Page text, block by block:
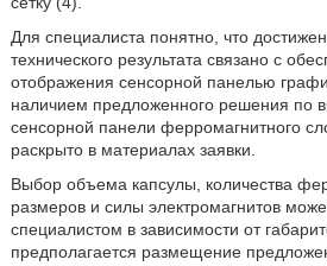
Для специалиста понятно, что
технического результата связано с
отображения сенсорной панелью
наличием предложенного решения по
сенсорной панели ферромагнитного
раскрыто в материалах заявки.
Выбор объема капсулы, количества
размеров и силы электромагнитов
специалистом в зависимости от
предполагается размещение